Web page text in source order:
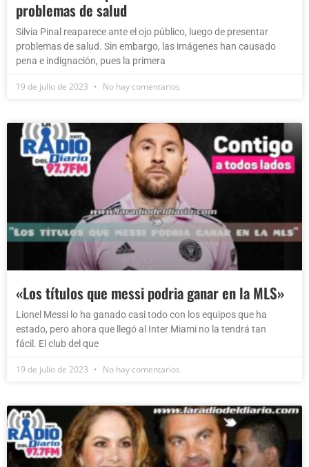
problemas de salud
Silvia Pinal reaparece ante el ojo público, luego de presentar
problemas de salud. Sin embargo, las imágenes han causado
pena e indignación, pues la primera
19 de julio de 2023 No hay comentarios
«Los títulos que messi podria ganar en la MLS»
Lionel Messi lo ha ganado casi todo con los equipos que ha
estado, pero ahora que llegó al Inter Miami no la tendrá tan
fácil. El club del que
19 de julio de 2023 No hay comentarios